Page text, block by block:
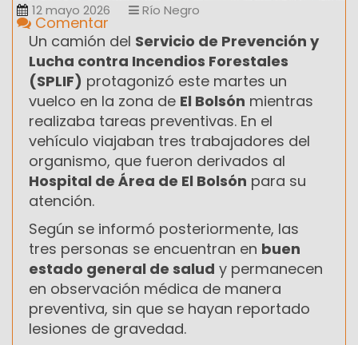
12 mayo 2026 Río Negro
Comentar
Un camión del Servicio de Prevención y
Lucha contra Incendios Forestales
(SPLIF) protagonizó este martes un
vuelco en la zona de El Bolsón mientras
realizaba tareas preventivas. En el
vehículo viajaban tres trabajadores del
organismo, que fueron derivados al
Hospital de Área de El Bolsón para su
atención.
Según se informó posteriormente, las
tres personas se encuentran en buen
estado general de salud y permanecen
en observación médica de manera
preventiva, sin que se hayan reportado
lesiones de gravedad.